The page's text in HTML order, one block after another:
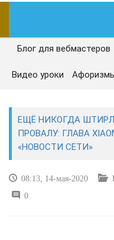
ГЛАВНАЯ
СЕГОДНЯ
ИНТЕРНЕТ И СВЯЗЬ
Блог для вебмастеров
Видео уроки
ЕЩЁ НИКОГДА
ПРОВАЛУ: ГЛАВА
«НОВОСТИ СЕТИ»
08:13, 14-мая-2020
0